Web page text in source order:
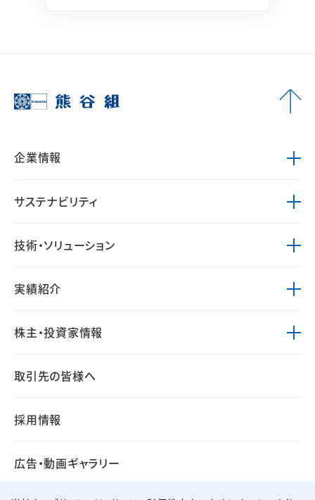
企業情報
サステナビリティ
技術・ソリューション
実績紹介
株主・投資家情報
取引先の皆様へ
採用情報
広告・動画ギャラリー